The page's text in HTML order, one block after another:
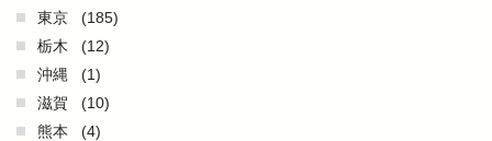
東京
(185)
栃木
(12)
沖縄
(1)
滋賀
(10)
熊本
(4)